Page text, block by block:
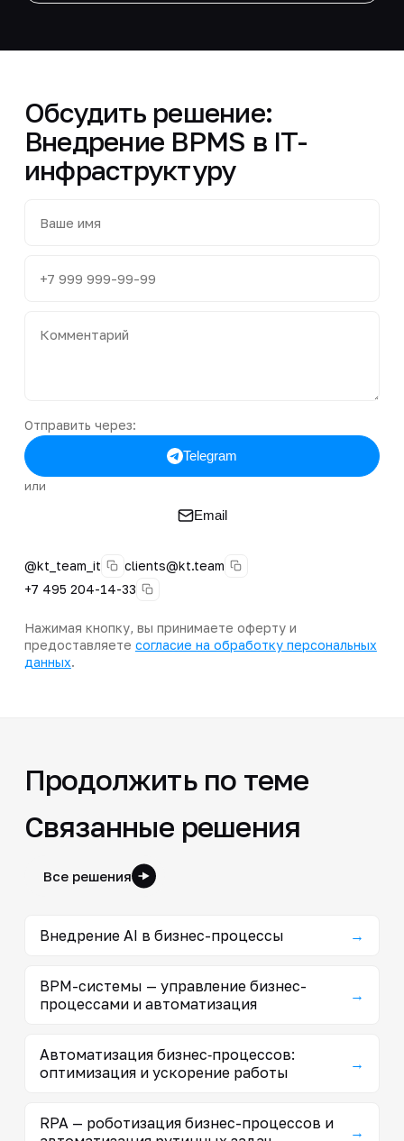
Обсудить решение:
Внедрение BPMS в IT-
инфраструктуру
Отправить через:
Telegram
или
Email
@kt_team_it
clients@kt.team
+7 495 204-14-33
Нажимая кнопку, вы принимаете оферту и
предоставляете согласие на обработку персональных
данных.
Продолжить по теме
Связанные решения
Все решения
Внедрение AI в бизнес-процессы →
BPM-системы — управление бизнес-
процессами и автоматизация
→
Автоматизация бизнес‑процессов:
оптимизация и ускорение работы
→
RPA — роботизация бизнес-процессов и
→